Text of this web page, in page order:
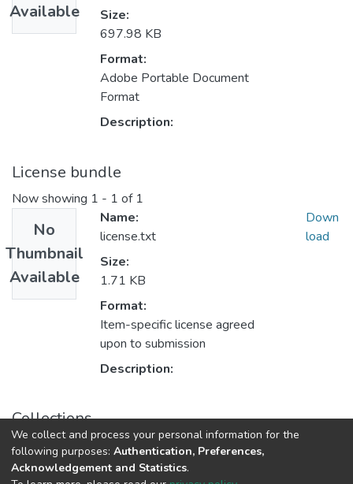
Available
Size:
697.98 KB
Format:
Adobe Portable Document
Format
Description:
License bundle
Now showing 1 - 1 of 1
No
Thumbnail
Available
Name:
license.txt
Size:
1.71 KB
Format:
Item-specific license agreed
upon to submission
Description:
Down
load
Collections
TCC-Direito
We collect and process your personal information for the
following purposes: Authentication, Preferences,
Acknowledgement and Statistics.